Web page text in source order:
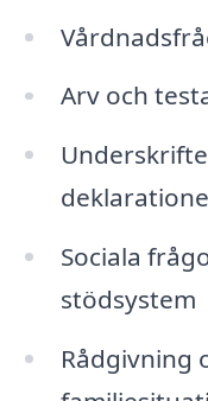
Arv och
Sociala
stödsystem
Rådgivning